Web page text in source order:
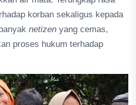
korban sekaligus kepada
netizen yang cemas,
proses hukum terhadap